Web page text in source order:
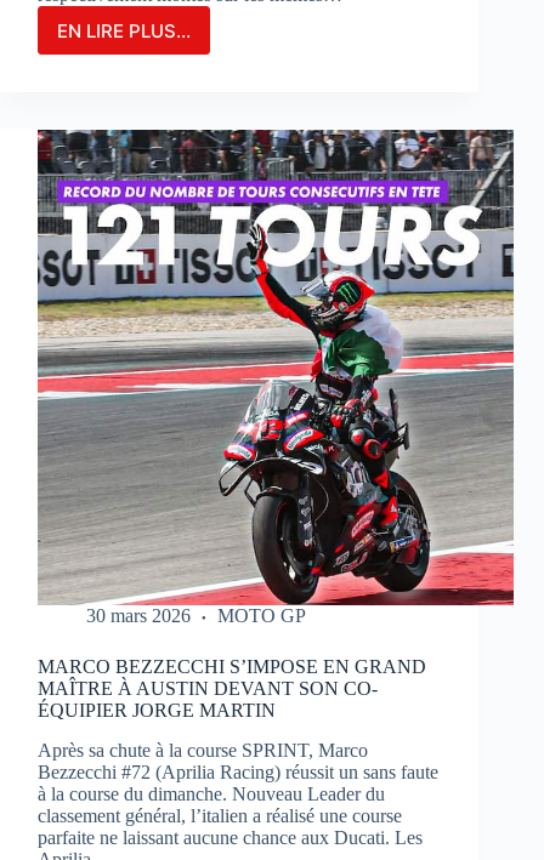
EN LIRE PLUS...
CARTON
BULEGA
QUI
RÉALISE
UN
WEEK-
END
PARFAIT
À
PORTIMAO
30 mars 2026 MOTO GP
MARCO BEZZECCHI S’IMPOSE EN GRAND
MAÎTRE À AUSTIN DEVANT SON CO-
ÉQUIPIER JORGE MARTIN
Après sa chute à la course SPRINT, Marco
Bezzecchi #72 (Aprilia Racing) réussit un sans faute
à la course du dimanche. Nouveau Leader du
classement général, l’italien a réalisé une course
parfaite ne laissant aucune chance aux Ducati. Les